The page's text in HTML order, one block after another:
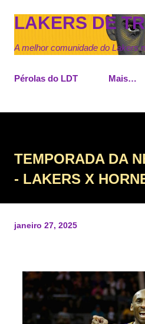
Pular para o
LAKERS DE
A melhor comunidade do Lakers
Pérolas do LDT Mais…
TEMPORADA DA
- LAKERS X
janeiro 27, 2025